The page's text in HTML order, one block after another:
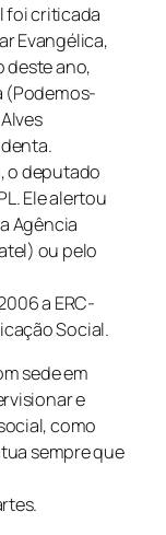
foi criticada
Evangélica,
deste ano,
(Podemos-
o deputado
Ele alertou
Agência
ou pelo
a ERC-
Social.
sede em
e
como
sempre que